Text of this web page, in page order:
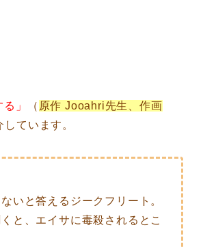
」 （ 原作 Jooahri先生、作画
ています。
いと答えるジークフリート。
と、エイサに毒殺されるとこ